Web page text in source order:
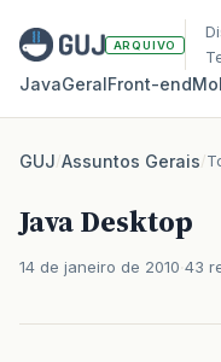
ARQUIVO
JavaGeralFront‑end
GUJ/Assuntos Gerais/
Java Desktop
14 de janeiro de 2010 43